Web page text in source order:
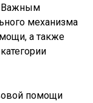
Важным
механизма
а также
помощи